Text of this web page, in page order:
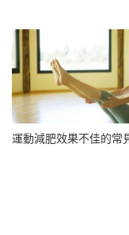
運動減肥效果不佳的常